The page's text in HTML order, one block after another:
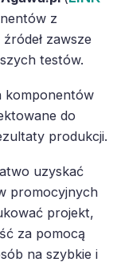
z
zawsze
testów.
komponentów
do
produkcji.
uzyskać
promocyjnych
projekt,
za pomocą
na szybkie i